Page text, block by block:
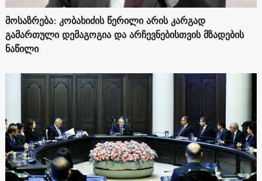
მოსაზრება: კობახიძის წერილი არის კარგად
გამართული დემაგოგია და არჩევნებისთვის მზადების
ნაწილი